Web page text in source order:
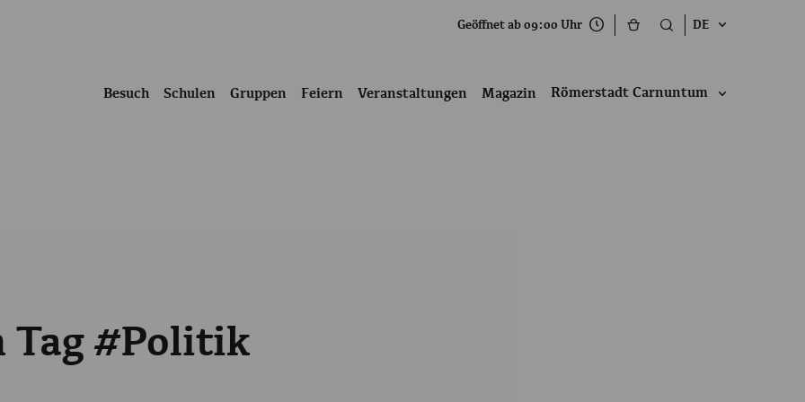
Geöffnet ab 09:00 Uhr DE
Besuch Schulen Gruppen Feiern Veranstaltungen Magazin Römerstadt Carnuntum
Tag #Politik